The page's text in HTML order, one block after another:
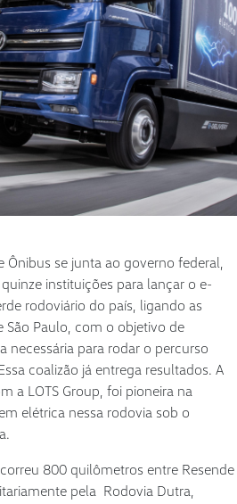
Ônibus se junta ao governo federal,
quinze instituições para lançar o e-
rodoviário do país, ligando as
São Paulo, com o objetivo de
necessária para rodar o percurso
coalizão já entrega resultados. A
a LOTS Group, foi pioneira na
elétrica nessa rodovia sob o
800 quilômetros entre Resende
pela Rodovia Dutra,